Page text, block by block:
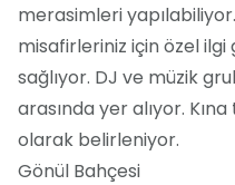
merasimleri
misafirleriniz için özel
sağlıyor. DJ ve müzik
arasında yer alıyor.
olarak belirleniyor.
Gönül Bahçesi